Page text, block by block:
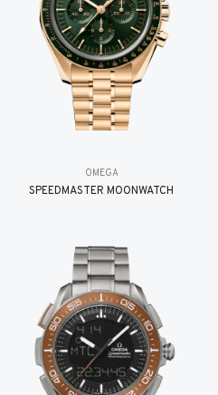
OMEGA
SPEEDMASTER MOONWATCH